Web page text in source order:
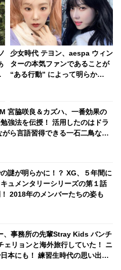
少女時代 テヨン、aespa ウィン
ターの本気ファンであることが
“ある行動” によって明らか
り
宮脇咲良＆カズハ、一番効果の
強法を伝授！ 活用したのはドラ
がら言語習得できる一石二鳥な方
謎が明らかに！？ XG、５年間に
ュメンタリーシリーズの第１話
2018年のメンバーたちの姿も
、事務所の先輩Stray Kids バンチ
ェリョンと海外旅行していた！ ニ
本にも！ 練習生時代の思い出を